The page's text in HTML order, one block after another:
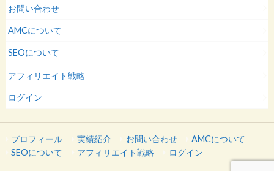
お問い合わせ
AMCについて
SEOについて
アフィリエイト戦略
ログイン
プロフィール 実績紹介 お問い合わせ
AMCについて
SEOについて
アフィリエイト戦略 ログイン